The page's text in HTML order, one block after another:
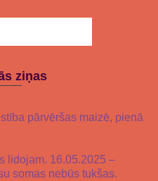
ziņas
pārvēršas maizē, pienā
lidojam. 16.05.2025 –
somas nebūs tukšas.